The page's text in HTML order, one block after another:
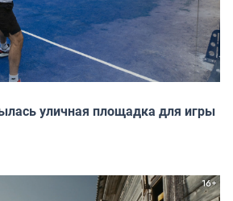
уличная площадка для игры